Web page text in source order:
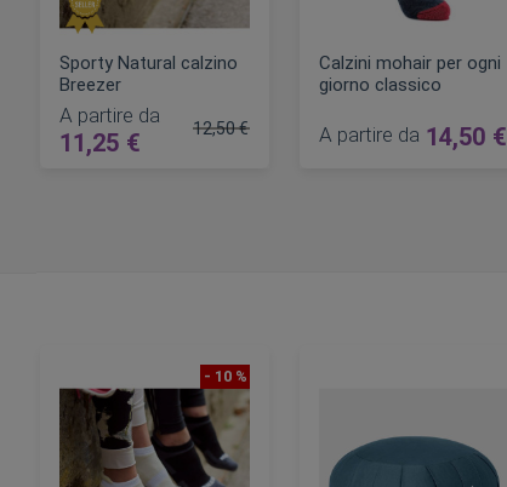
Sporty Natural calzino
Breezer
A partire da
11,25 €
12,50 €
Calzini mohair per ogni
giorno classico
A partire da 14,50 €
- 10 %